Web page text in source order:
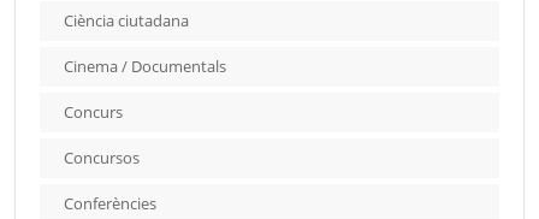
Ciència ciutadana
Cinema / Documentals
Concurs
Concursos
Conferències